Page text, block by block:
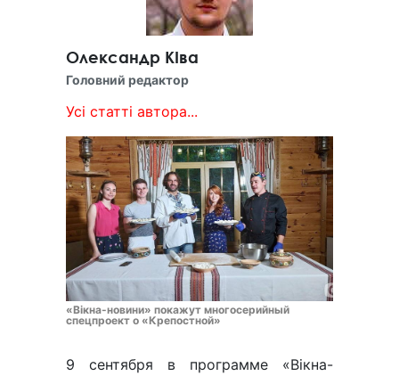
Олександр КІва
Головний редактор
Усі статті автора...
«Вікна-новини» покажут многосерийный
спецпроект о «Крепостной»
9 сентября в программе «Вікна-